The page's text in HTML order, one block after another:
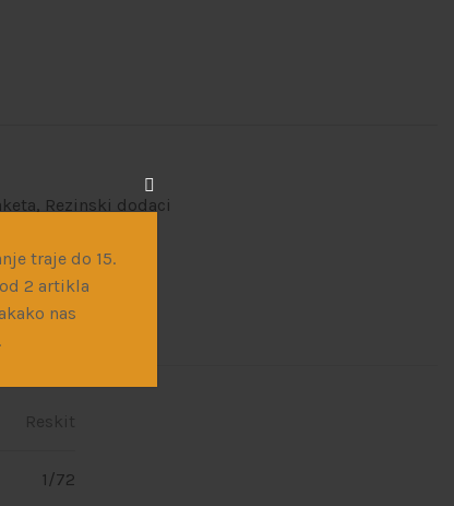
traje do 15.
2 artikla
nas
, Rezinski dodaci
1/72